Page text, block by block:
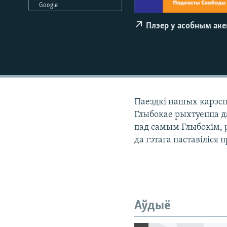
Плэер у асобным
Google
Паездкі нашых
Глыбокае рыхтуецца
пад самым Глыбокім,
да гэтага
Аўдыё